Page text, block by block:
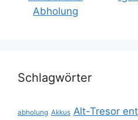
Schlagwörter
abholung Akkus Alt-Tresor